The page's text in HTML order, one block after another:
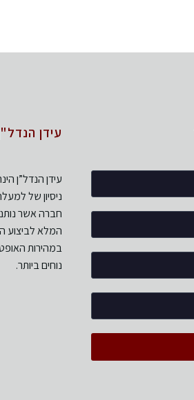
עידן
עידן הנדל”ן
חברה אשר
המלא לביצוע
במהירות
נוחים ביותר.